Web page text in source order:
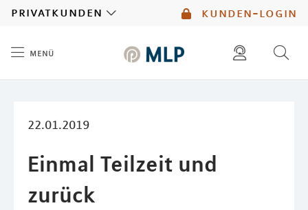
kunden-login
privatkunden
menü
22.01.2019
Einmal Teilzeit und
zurück